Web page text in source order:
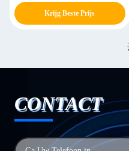
4,5 mm/ 5,0 mm/ 6,0 mm
Krijg Beste Prijs
CONTACT